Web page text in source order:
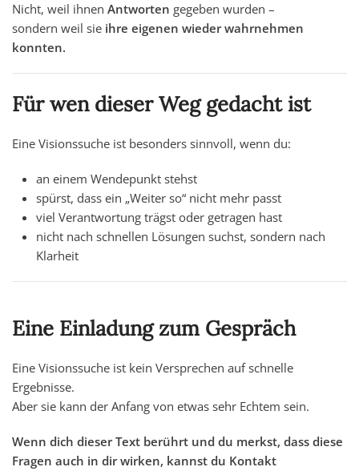
Nicht, weil ihnen Antworten gegeben wurden –
sondern weil sie ihre eigenen wieder wahrnehmen
konnten.
Für wen dieser Weg gedacht ist
Eine Visionssuche ist besonders sinnvoll, wenn du:
an einem Wendepunkt stehst
spürst, dass ein „Weiter so“ nicht mehr passt
viel Verantwortung trägst oder getragen hast
nicht nach schnellen Lösungen suchst, sondern nach
Klarheit
Eine Einladung zum Gespräch
Eine Visionssuche ist kein Versprechen auf schnelle
Ergebnisse.
Aber sie kann der Anfang von etwas sehr Echtem sein.
Wenn dich dieser Text berührt und du merkst, dass diese
Fragen auch in dir wirken, kannst du Kontakt